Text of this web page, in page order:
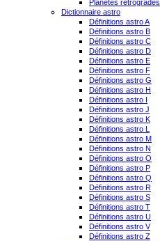
Planètes rétrogrades
Dictionnaire astro
Définitions astro A
Définitions astro B
Définitions astro C
Définitions astro D
Définitions astro E
Définitions astro F
Définitions astro G
Définitions astro H
Définitions astro I
Définitions astro J
Définitions astro K
Définitions astro L
Définitions astro M
Définitions astro N
Définitions astro O
Définitions astro P
Définitions astro Q
Définitions astro R
Définitions astro S
Définitions astro T
Définitions astro U
Définitions astro V
Définitions astro Z